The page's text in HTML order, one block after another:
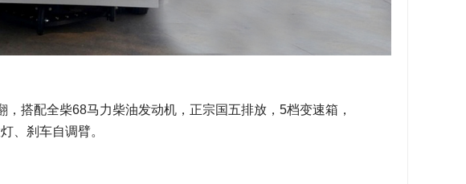
搭配全柴68马力柴油发动机，正宗国五排放，5档变速箱，
、刹车自调臂。